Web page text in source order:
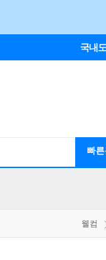
국내
빠른
웰컴